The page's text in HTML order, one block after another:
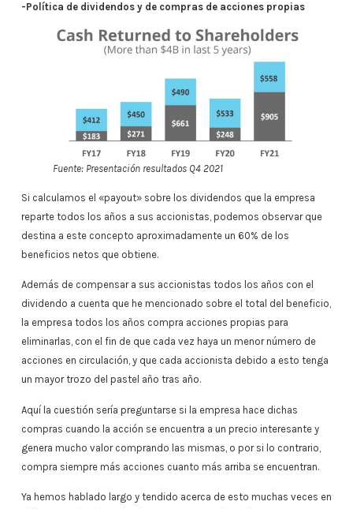
-Política de dividendos y de compras de acciones propias
Fuente: Presentación resultados Q4 2021
Si calculamos el «payout» sobre los dividendos que la empresa
reparte todos los años a sus accionistas, podemos observar que
destina a este concepto aproximadamente un 60% de los
beneficios netos que obtiene.
Además de compensar a sus accionistas todos los años con el
dividendo a cuenta que he mencionado sobre el total del beneficio,
la empresa todos los años compra acciones propias para
eliminarlas, con el fin de que cada vez haya un menor número de
acciones en circulación, y que cada accionista debido a esto tenga
un mayor trozo del pastel año tras año.
Aquí la cuestión sería preguntarse si la empresa hace dichas
compras cuando la acción se encuentra a un precio interesante y
genera mucho valor comprando las mismas, o por si lo contrario,
compra siempre más acciones cuanto más arriba se encuentran.
Ya hemos hablado largo y tendido acerca de esto muchas veces en